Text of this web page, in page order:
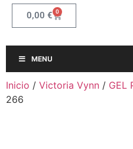
0,00 € 0
MENU
Inicio / Victoria Vynn / GEL
266